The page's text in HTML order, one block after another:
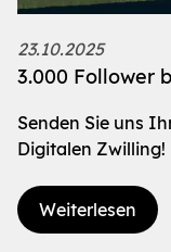
23.10.2025
3.000 Follower
Senden Sie uns
Digitalen Zwilling!
Weiterlesen